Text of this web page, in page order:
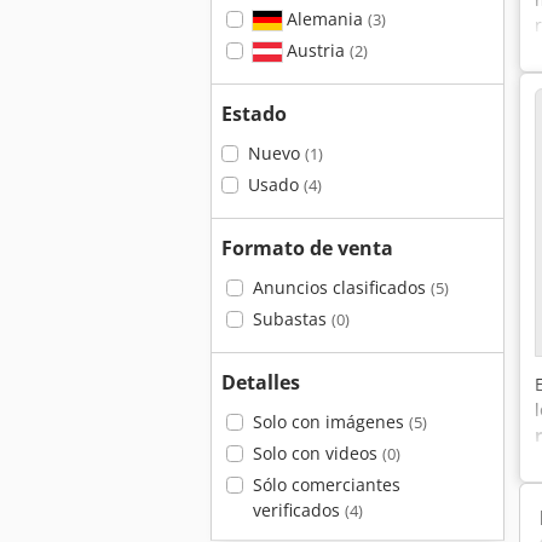
Alemania (3)
Austria (2)
Estado
Nuevo (1)
Usado (4)
Formato de venta
Anuncios clasificados (5)
Subastas (0)
Detalles
Solo con imágenes (5)
Solo con videos (0)
Sólo comerciantes
verificados (4)